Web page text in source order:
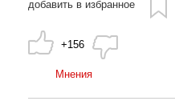
добавить в избранное
+156
Мнения